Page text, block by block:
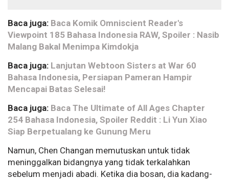
Baca juga: Baca Komik Omniscient Reader's
Viewpoint 185 Bahasa Indonesia RAW, Spoiler : Nasib
Malang Bakal Menimpa Kimdokja
Baca juga: Lanjutan Webtoon Sisters at War 60
Bahasa Indonesia, Persiapan Pameran Hampir
Mencapai Batas Selesai!
Baca juga: Baca The Ultimate of All Ages Chapter
254 Bahasa Indonesia, Spoiler Reddit : Li Yun Xiao
Siap Berpetualang ke Gunung Meru
Namun, Chen Changan memutuskan untuk tidak
meninggalkan bidangnya yang tidak terkalahkan
sebelum menjadi abadi. Ketika dia bosan, dia kadang-